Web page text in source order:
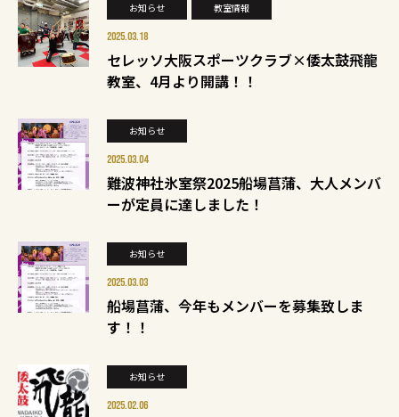
お知らせ 教室情報
2025.03.18
セレッソ大阪スポーツクラブ×倭太鼓飛龍
教室、4月より開講！！
お知らせ
2025.03.04
難波神社氷室祭2025船場菖蒲、大人メンバ
ーが定員に達しました！
お知らせ
2025.03.03
船場菖蒲、今年もメンバーを募集致しま
す！！
お知らせ
2025.02.06